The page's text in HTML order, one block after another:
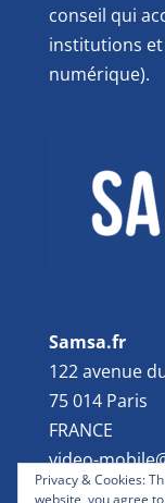
conseil qui
institutions
numérique).
Samsa.fr
122 avenue
75 014 Paris
FRANCE
video-
Privacy & Cookies:
website, you agree